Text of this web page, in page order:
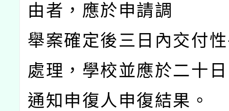
由者，應於申請調
舉案確定後三日內交付
處理，學校並應於二十
通知申復人申復結果。